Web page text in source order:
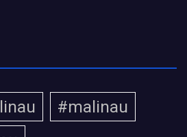
#malinau